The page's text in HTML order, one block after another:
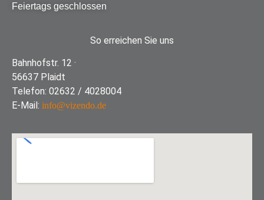
Feiertags geschlossen
So erreichen Sie uns
Bahnhofstr. 12 ·
56637 Plaidt
Telefon: 02632 / 4028004
E-Mail: info@vizendo.de